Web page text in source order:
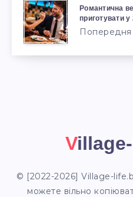
Романтична
приготувати у
Попередня
© [2022-2026] Village-
можете вільно